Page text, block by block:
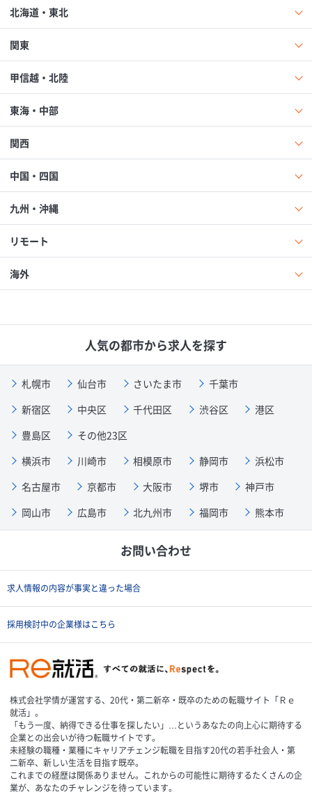
北海道・東北
関東
甲信越・北陸
東海・中部
関西
中国・四国
九州・沖縄
リモート
海外
人気の都市から求人を探す
札幌市 仙台市 さいたま市
千葉市
新宿区
中央区 千代田区 渋谷区
港区
豊島区
その他23区
横浜市
川崎市 相模原市 静岡市
浜松市
名古屋市
京都市 大阪市 堺市
神戸市
岡山市
広島市 北九州市 福岡市 熊本市
お問い合わせ
求人情報の内容が事実と違った場合
採用検討中の企業様はこちら
株式会社学情が運営する、20代・第二新卒・既卒のための転職サイト「Ｒｅ
就活」。
「もう一度、納得できる仕事を探したい」…というあなたの向上心に期待する
企業との出会いが待つ転職サイトです。
未経験の職種・業種にキャリアチェンジ転職を目指す20代の若手社会人・第
二新卒、新しい生活を目指す既卒。
これまでの経歴は関係ありません。これからの可能性に期待するたくさんの企
業が、あなたのチャレンジを待っています。